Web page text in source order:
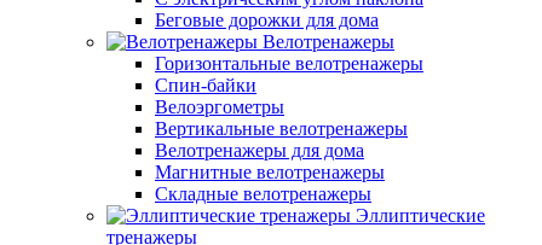
Беговые дорожки для дома
Велотренажеры
Горизонтальные велотренажеры
Спин-байки
Велоэргометры
Вертикальные велотренажеры
Велотренажеры для дома
Магнитные велотренажеры
Складные велотренажеры
Эллиптические
тренажеры